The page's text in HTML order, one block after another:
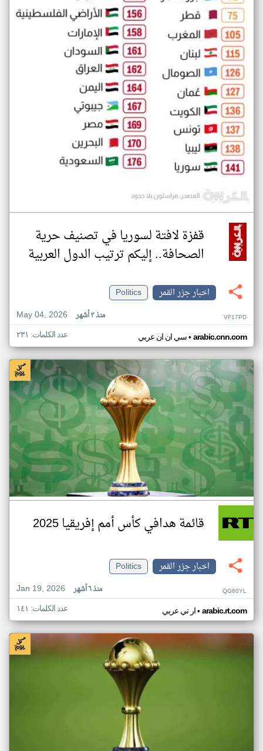
قفزة لافتة لسوريا في تصنيف حرية
الصحافة.. إليكم ترتيب الدول العربية
اخبار جزر القمر
Politics
May 04, 2026
منذ ٣ أشهر VF17PD
سي ان ان عربي• arabic.cnn.com عدد الكلمات: ٢٣١
قائمة هدافي كأس أمم إفريقيا 2025
اخبار جزر القمر
Politics
Jan 19, 2026
منذ ٦ أشهر QG60YL
ار تي عربي• arabic.rt.com عدد الكلمات: ١٤١